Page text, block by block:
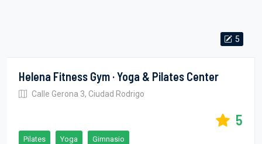
5
Helena Fitness Gym · Yoga & Pilates Center
Calle Gerona 3, Ciudad Rodrigo
5
Pilates Yoga Gimnasio